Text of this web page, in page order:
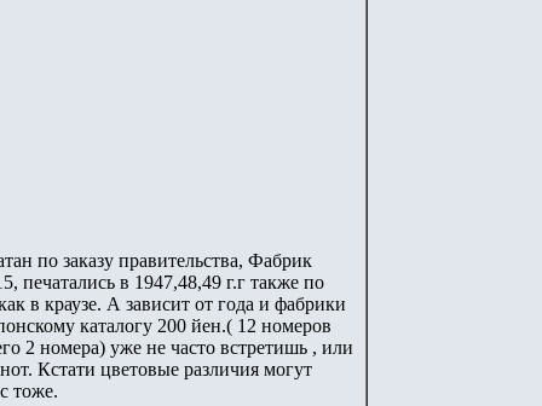
по заказу правительства, Фабрик
в 1947,48,49 г.г также по
в краузе. А зависит от года и фабрики
каталогу 200 йен.( 12 номеров
2 номера) уже не часто встретишь , или
Кстати цветовые различия могут
тоже.